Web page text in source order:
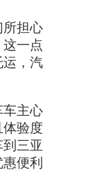
所担心
一点
运，汽
车主心
验度
三亚
便利